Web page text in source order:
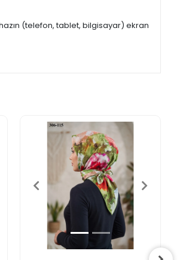
(telefon, tablet, bilgisayar) ekran